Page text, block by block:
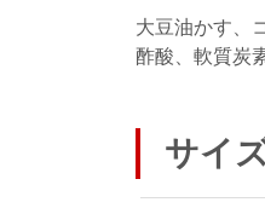
大豆油かす、
酢酸、軟質炭
サイ